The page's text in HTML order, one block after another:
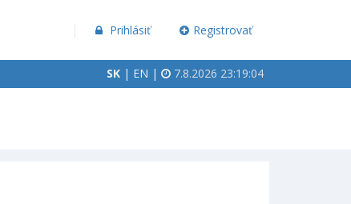
Prihlásiť Registrovať
SK | EN | 7.8.2026 23:19:05